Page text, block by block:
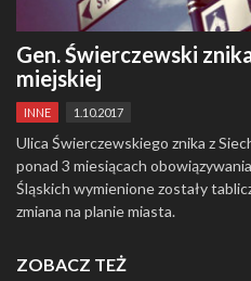
Gen. Świerczewski
miejskiej
INNE 1.10.2017
Ulica Świerczewskiego znika z
ponad 3 miesiącach
Śląskich wymienione zostały
zmiana na planie miasta.
ZOBACZ TEŻ